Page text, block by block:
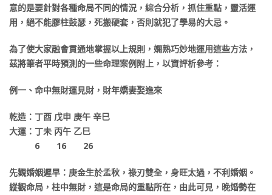
意的是要針對各種命局不同的情況，綜合分析，抓住重點，靈活運
用，絕不能膠柱鼓瑟，死搬硬套，否則就犯了學易的大忌。
為了使大家融會貫通地掌握以上規則，嫻熟巧妙地運用這些方法，
茲將筆者平時預測的一些命理案例附上，以資評析參考：
例一、命中無財運見財，財年嬌妻娶進來
乾造：丁酉 戊申 庚午 辛巳
大運：丁未 丙午 乙巳
6 16 26
先觀婚姻遲早：庚金生於孟秋，祿刃雙全，身旺太過，不利婚姻。
縱觀命局，柱中無財，這是命局的重點所在，由此可見，晚婚勢在